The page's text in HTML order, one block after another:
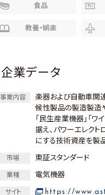
食品
教養・娯楽
企業データ
事業内容
楽器および自動車関
候性製品の製造製造
「民生産業機器」「ワ
据え、パワーエレク
にする技術資産を製
市場 東証スタンダード
業種 電気機器
サイト https://